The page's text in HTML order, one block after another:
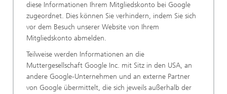
diese Informationen Ihrem Mitgliedskonto bei Google
zugeordnet. Dies können Sie verhindern, indem Sie sich
vor dem Besuch unserer Website von Ihrem
Mitgliedskonto abmelden.
Teilweise werden Informationen an die
Muttergesellschaft Google Inc. mit Sitz in den USA, an
andere Google-Unternehmen und an externe Partner
von Google übermittelt, die sich jeweils außerhalb der